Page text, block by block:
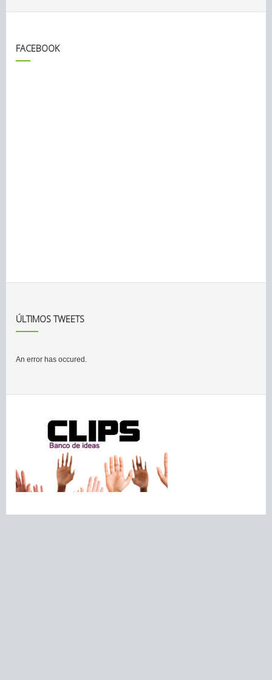
FACEBOOK
ÚLTIMOS TWEETS
An error has occured.